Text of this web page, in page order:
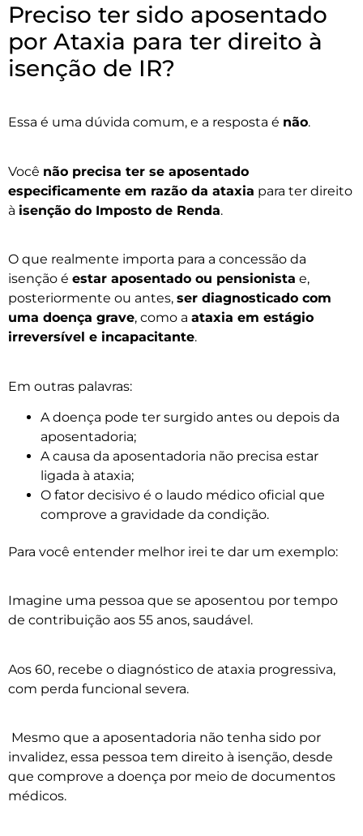
Preciso ter sido aposentado
por Ataxia para ter direito à
isenção de IR?
Essa é uma dúvida comum, e a resposta é não.
Você não precisa ter se aposentado
especificamente em razão da ataxia para ter direito
à isenção do Imposto de Renda.
O que realmente importa para a concessão da
isenção é estar aposentado ou pensionista e,
posteriormente ou antes, ser diagnosticado com
uma doença grave, como a ataxia em estágio
irreversível e incapacitante.
Em outras palavras:
A doença pode ter surgido antes ou depois da
aposentadoria;
A causa da aposentadoria não precisa estar
ligada à ataxia;
O fator decisivo é o laudo médico oficial que
comprove a gravidade da condição.
Para você entender melhor irei te dar um exemplo:
Imagine uma pessoa que se aposentou por tempo
de contribuição aos 55 anos, saudável.
Aos 60, recebe o diagnóstico de ataxia progressiva,
com perda funcional severa.
Mesmo que a aposentadoria não tenha sido por
invalidez, essa pessoa tem direito à isenção, desde
que comprove a doença por meio de documentos
médicos.